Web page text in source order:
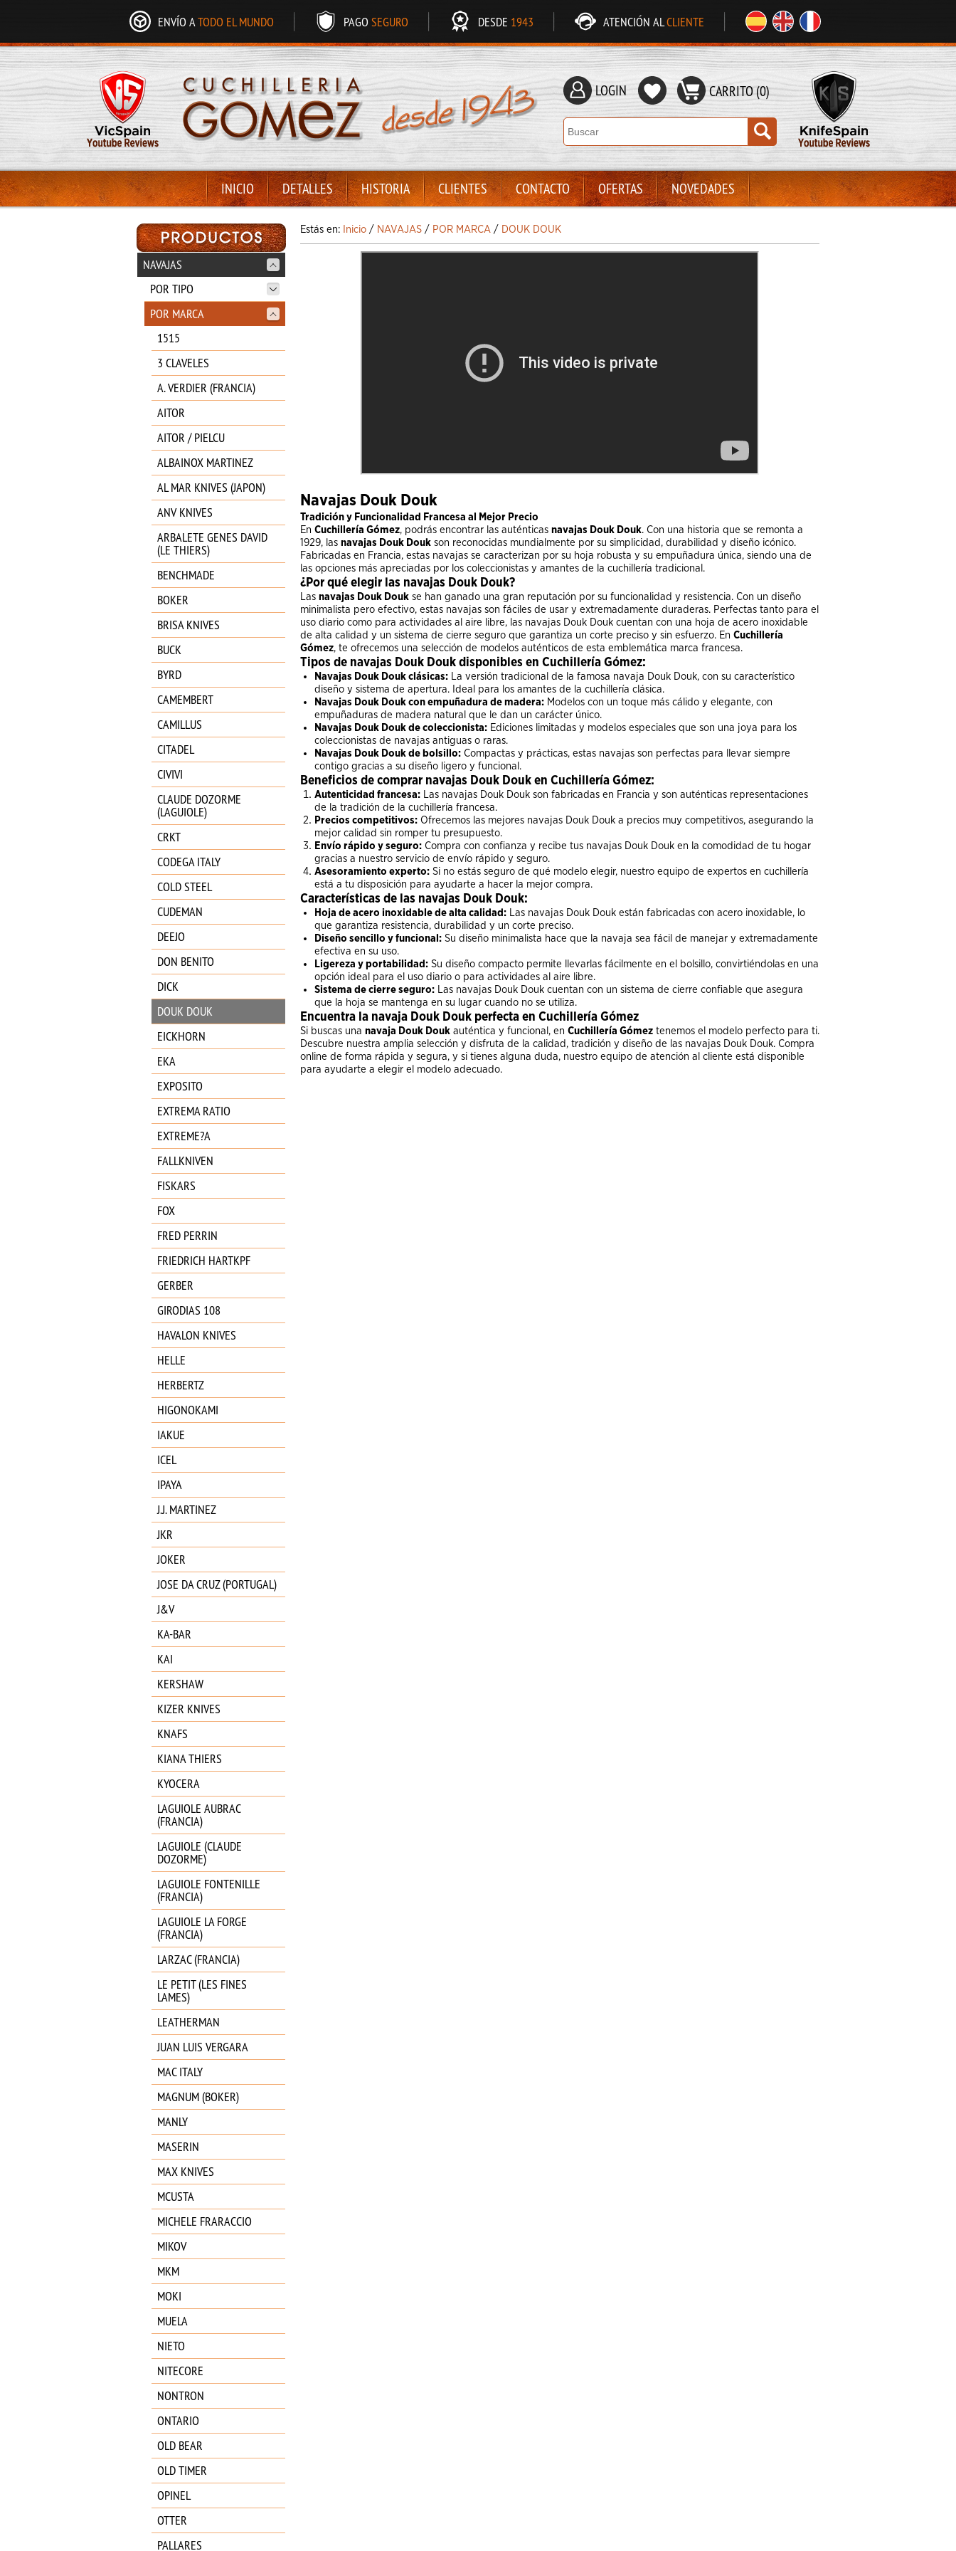
ENVÍO ATODO EL MUNDO PAGO SEGURO DESDE 1943 ATENCIÓN ALCLIENTE
LOGIN CARRITO (0)
INICIO DETALLES HISTORIA CLIENTES CONTACTO OFERTAS NOVEDADES
NAVAJAS
POR TIPO
POR MARCA
1515
3 CLAVELES
A. VERDIER (FRANCIA)
AITOR
AITOR / PIELCU
ALBAINOX MARTINEZ
AL MAR KNIVES (JAPON)
ANV KNIVES
ARBALETE GENES DAVID
(LE THIERS)
BENCHMADE
BOKER
BRISA KNIVES
BUCK
BYRD
CAMEMBERT
CAMILLUS
CITADEL
CIVIVI
CLAUDE DOZORME
(LAGUIOLE)
CRKT
CODEGA ITALY
COLD STEEL
CUDEMAN
DEEJO
DON BENITO
DICK
DOUK DOUK
EICKHORN
EKA
EXPOSITO
EXTREMA RATIO
EXTREME?A
FALLKNIVEN
FISKARS
FOX
FRED PERRIN
FRIEDRICH HARTKPF
GERBER
GIRODIAS 108
HAVALON KNIVES
HELLE
HERBERTZ
HIGONOKAMI
IAKUE
ICEL
IPAYA
J.J. MARTINEZ
JKR
JOKER
JOSE DA CRUZ (PORTUGAL)
J&V
KA-BAR
KAI
KERSHAW
KIZER KNIVES
KNAFS
KIANA THIERS
KYOCERA
LAGUIOLE AUBRAC
(FRANCIA)
LAGUIOLE (CLAUDE
DOZORME)
LAGUIOLE FONTENILLE
(FRANCIA)
LAGUIOLE LA FORGE
(FRANCIA)
LARZAC (FRANCIA)
LE PETIT (LES FINES
LAMES)
LEATHERMAN
JUAN LUIS VERGARA
MAC ITALY
MAGNUM (BOKER)
MANLY
MASERIN
MAX KNIVES
MCUSTA
MICHELE FRARACCIO
MIKOV
MKM
MOKI
MUELA
NIETO
NITECORE
NONTRON
ONTARIO
OLD BEAR
OLD TIMER
OPINEL
OTTER
PALLARES
Estás en: Inicio / NAVAJAS / POR MARCA / DOUK DOUK
Navajas Douk Douk
Tradición y Funcionalidad Francesa al Mejor Precio
En Cuchillería Gómez, podrás encontrar las auténticas navajas Douk Douk. Con una historia que se remonta a
1929, las navajas Douk Douk son reconocidas mundialmente por su simplicidad, durabilidad y diseño icónico.
Fabricadas en Francia, estas navajas se caracterizan por su hoja robusta y su empuñadura única, siendo una de
las opciones más apreciadas por los coleccionistas y amantes de la cuchillería tradicional.
¿Por qué elegir las navajas Douk Douk?
Las navajas Douk Douk se han ganado una gran reputación por su funcionalidad y resistencia. Con un diseño
minimalista pero efectivo, estas navajas son fáciles de usar y extremadamente duraderas. Perfectas tanto para el
uso diario como para actividades al aire libre, las navajas Douk Douk cuentan con una hoja de acero inoxidable
de alta calidad y un sistema de cierre seguro que garantiza un corte preciso y sin esfuerzo. En Cuchillería
Gómez, te ofrecemos una selección de modelos auténticos de esta emblemática marca francesa.
Tipos de navajas Douk Douk disponibles en Cuchillería Gómez:
Navajas Douk Douk clásicas: La versión tradicional de la famosa navaja Douk Douk, con su característico
diseño y sistema de apertura. Ideal para los amantes de la cuchillería clásica.
Navajas Douk Douk con empuñadura de madera: Modelos con un toque más cálido y elegante, con
empuñaduras de madera natural que le dan un carácter único.
Navajas Douk Douk de coleccionista: Ediciones limitadas y modelos especiales que son una joya para los
coleccionistas de navajas antiguas o raras.
Navajas Douk Douk de bolsillo: Compactas y prácticas, estas navajas son perfectas para llevar siempre
contigo gracias a su diseño ligero y funcional.
Beneficios de comprar navajas Douk Douk en Cuchillería Gómez:
Autenticidad francesa: Las navajas Douk Douk son fabricadas en Francia y son auténticas representaciones
de la tradición de la cuchillería francesa.
Precios competitivos: Ofrecemos las mejores navajas Douk Douk a precios muy competitivos, asegurando la
mejor calidad sin romper tu presupuesto.
Envío rápido y seguro: Compra con confianza y recibe tus navajas Douk Douk en la comodidad de tu hogar
gracias a nuestro servicio de envío rápido y seguro.
Asesoramiento experto: Si no estás seguro de qué modelo elegir, nuestro equipo de expertos en cuchillería
está a tu disposición para ayudarte a hacer la mejor compra.
Características de las navajas Douk Douk:
Hoja de acero inoxidable de alta calidad: Las navajas Douk Douk están fabricadas con acero inoxidable, lo
que garantiza resistencia, durabilidad y un corte preciso.
Diseño sencillo y funcional: Su diseño minimalista hace que la navaja sea fácil de manejar y extremadamente
efectiva en su uso.
Ligereza y portabilidad: Su diseño compacto permite llevarlas fácilmente en el bolsillo, convirtiéndolas en una
opción ideal para el uso diario o para actividades al aire libre.
Sistema de cierre seguro: Las navajas Douk Douk cuentan con un sistema de cierre confiable que asegura
que la hoja se mantenga en su lugar cuando no se utiliza.
Encuentra la navaja Douk Douk perfecta en Cuchillería Gómez
Si buscas una navaja Douk Douk auténtica y funcional, en Cuchillería Gómez tenemos el modelo perfecto para ti.
Descubre nuestra amplia selección y disfruta de la calidad, tradición y diseño de las navajas Douk Douk. Compra
online de forma rápida y segura, y si tienes alguna duda, nuestro equipo de atención al cliente está disponible
para ayudarte a elegir el modelo adecuado.